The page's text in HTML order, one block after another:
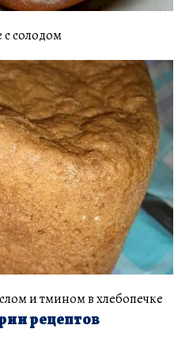
с солодом
и тмином в хлебопечке
рецептов